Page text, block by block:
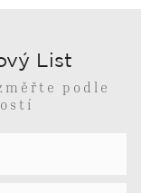
List
podle